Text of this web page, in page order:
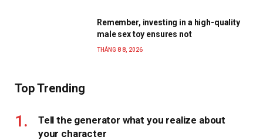
Remember, investing in a high-quality
male sex toy ensures not
THÁNG 8 8, 2026
Top Trending
Tell the generator what you realize about
your character